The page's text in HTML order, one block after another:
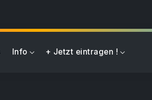
Info + Jetzt eintragen !